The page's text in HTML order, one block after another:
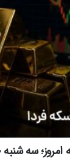
شنبه 30 تیر 1405